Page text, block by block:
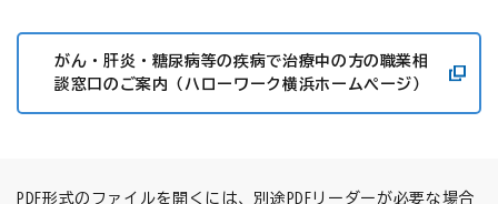
がん・肝炎・糖尿病等の疾病で治療中の方の職業相
談窓口のご案内（ハローワーク横浜ホームページ）
PDF形式のファイルを開くには、別途PDFリーダーが必要な場合